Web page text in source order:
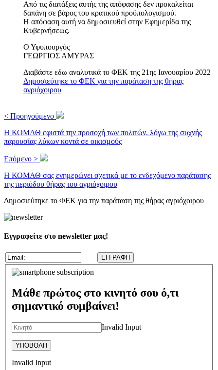
Από τις διατάξεις αυτής της απόφασης δεν προκαλείται
δαπάνη σε βάρος του κρατικού προϋπολογισμού.
Η απόφαση αυτή να δημοσιευθεί στην Εφημερίδα της
Κυβερνήσεως.
Ο Υφυπουργός
ΓΕΩΡΓΙΟΣ ΑΜΥΡΑΣ
Διαβάστε εδω αναλυτικά το ΦΕΚ της 21ης Ιανουαρίου 2022
Δημοσιεύτηκε το ΦΕΚ για την παράταση της θήρας
αγριόχοιρου
< Προηγούμενο
Η ΚΟΜΑΘ εφιστά την προσοχή των πολιτών, λόγω της συχνής
παρουσίας λύκων κοντά σε οικισμούς
Επόμενο >
Η ΚΟΜΑΘ σας ενημερώνει σχετικά με το ενδεχόμενο παράτασης
της περιόδου θήρας του αγριόχοιρου
Δημοσιεύτηκε το ΦΕΚ για την παράταση της θήρας αγριόχοιρου
Εγγραφείτε στο newsletter μας!
Μάθε πρώτος στο κινητό σου ό,τι
σημαντικό συμβαίνει!
Invalid Input
Invalid Input